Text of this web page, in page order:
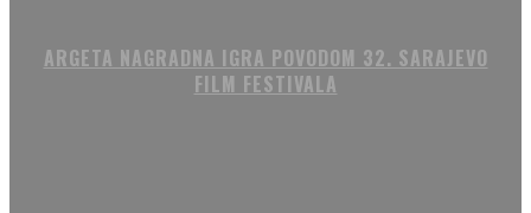
ARGETA NAGRADNA IGRA POVODOM 32. SARAJEVO
FILM FESTIVALA